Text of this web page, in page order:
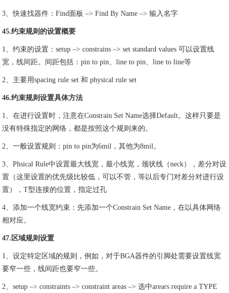
3、快速找器件：Find面板 –> Find By Name –> 输入名字
45.约束规则的设置概要
1、约束的设置：setup –> constrains –> set standard values 可以设置线
宽，线间距。间距包括：pin to pin、line to pin、line to line等
2、主要用spacing rule set 和 physical rule set
46.约束规则设置具体方法
1、在进行设置时，注意在Constrain Set Name选择Default。这样只要是
没有特殊指定的网络，都是按照这个规则来的。
2、一般设置规则：pin to pin为6mil，其他为8mil。
3、Phsical Rule中设置最大线宽，最小线宽，颈状线（neck），差分对设
置（这里设置的优先级比较低，可以不管，等以后专门对差分对进行设
置），T型连接的位置，指定过孔
4、添加一个线宽约束：先添加一个Constrain Set Name，在以具体网络
相对应。
47.区域规则设置
1、设定特定区域的规则，例如，对于BGA器件的引脚处需要设置线宽
要窄一些，线间距也要窄一些。
2、setup –> constraints –> constraint areas –> 选中arears require a TYPE